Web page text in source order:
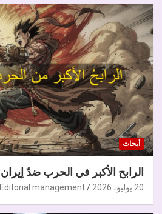
أبحاث
الرابح الأكبر في الحرب ضدّ إيران
20 يوليو، 2026 Editorial management